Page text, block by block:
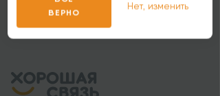
ВЕРНО
Нет, изменить